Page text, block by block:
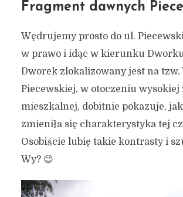
Fragment dawnych
Wędrujemy prosto do ul.
w prawo i idąc w kierunku
Dworek zlokalizowany jest na tzw.
Piecewskiej, w otoczeniu wysokiej
mieszkalnej, dobitnie pokazuje,
zmieniła się charakterystyka tej
Osobiście lubię takie kontrasty i
Wy? 😉